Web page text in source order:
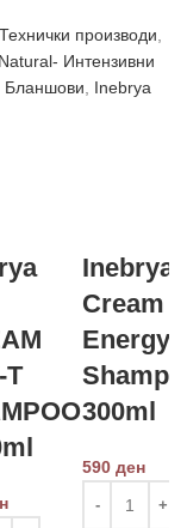
Технички производи
Интензивни
Бланшови
Inebrya
T
Inebrya
Cream
Energy
300ml
590 ден